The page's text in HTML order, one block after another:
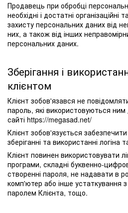
Продавець при обробці
необхідні і достатні організаційні
захисту персональних даних від
них, а також від інших
персональних даних.
Зберігання і
клієнтом
Клієнт зобов'язався не
пароль, які використовуються ним
сайті https://megasad.net/
Клієнт зобов'язується
зберіганні та використанні логіна
Клієнт повинен використовувати
програми, складні буквенно-
створенні пароля, не надавати в
комп'ютер або інше устаткування
паролем Клієнта, тощо.